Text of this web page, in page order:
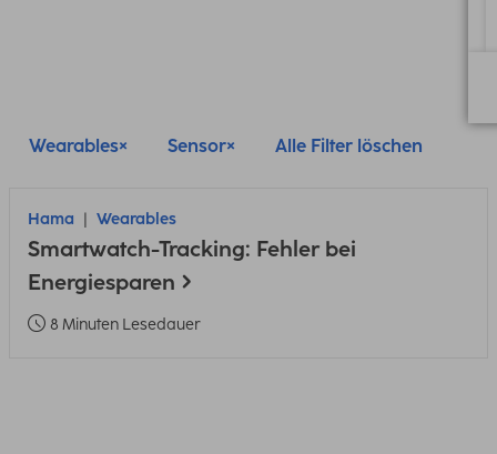
Wearables Sensor Alle Filter löschen
Hama Wearables
Smartwatch-Tracking: Fehler bei
Energiesparen
8 Minuten Lesedauer